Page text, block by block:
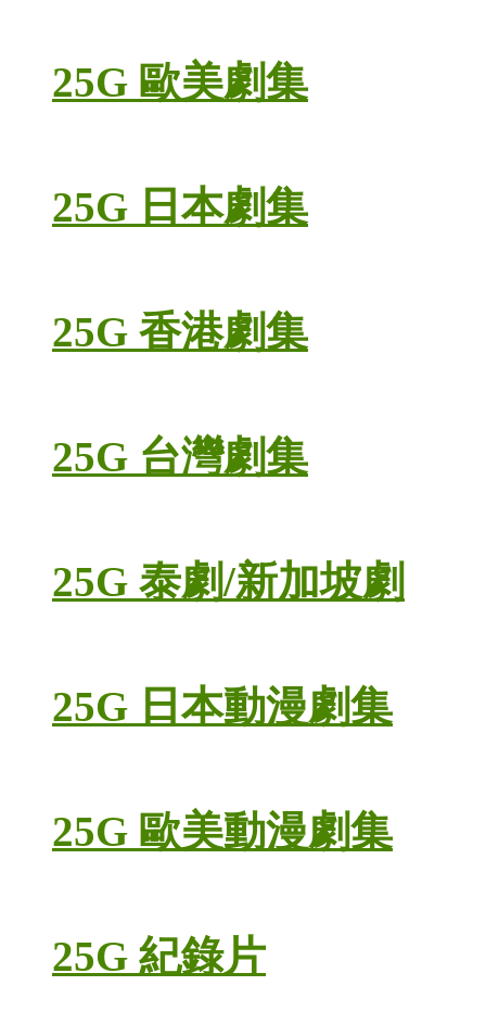
25G 歐美劇集
25G 日本劇集
25G 香港劇集
25G 台灣劇集
25G 泰劇/新加坡劇
25G 日本動漫劇集
25G 歐美動漫劇集
25G 紀錄片